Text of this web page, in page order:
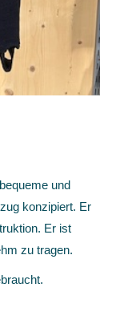
und
konzipiert. Er
Er ist
zu tragen.